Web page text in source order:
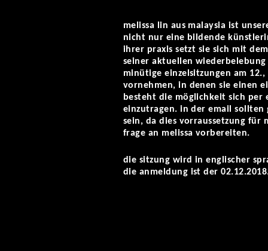
melissa lin aus malaysia ist
nicht nur eine bildende
ihrer praxis setzt sie sich mit
seiner aktuellen
minütige einzelsitzungen am
vornehmen, in denen sie einen
besteht die möglichkeit sich per
einzutragen. in der email
sein, da dies vorraussetzung für
frage an melissa vorbereiten.
die sitzung wird in englischer
die anmeldung ist der